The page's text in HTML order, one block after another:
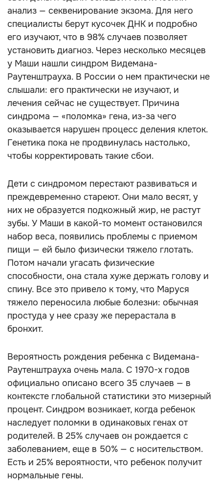
анализ — секвенирование экзома. Для него
специалисты берут кусочек ДНК и подробно
его изучают, что в 98% случаев позволяет
установить диагноз. Через несколько месяцев
у Маши нашли синдром Видемана-
Раутенштрауха. В России о нем практически не
слышали: его практически не изучают, и
лечения сейчас не существует. Причина
синдрома — «поломка» гена, из-за чего
оказывается нарушен процесс деления клеток.
Генетика пока не продвинулась настолько,
чтобы корректировать такие сбои.
Дети с синдромом перестают развиваться и
преждевременно стареют. Они мало весят, у
них не образуется подкожный жир, не растут
зубы. У Маши в какой-то момент остановился
набор веса, появились проблемы с приемом
пищи — ей было физически тяжело глотать.
Потом начали угасать физические
способности, она стала хуже держать голову и
спину. Все это привело к тому, что Маруся
тяжело переносила любые болезни: обычная
простуда у нее сразу же перерастала в
бронхит.
Вероятность рождения ребенка с Видемана-
Раутенштрауха очень мала. С 1970-х годов
официально описано всего 35 случаев — в
контексте глобальной статистики это мизерный
процент. Синдром возникает, когда ребенок
наследует поломки в одинаковых генах от
родителей. В 25% случаев он рождается с
заболеванием, еще в 50% — с носительством.
Есть и 25% вероятности, что ребенок получит
нормальные гены.